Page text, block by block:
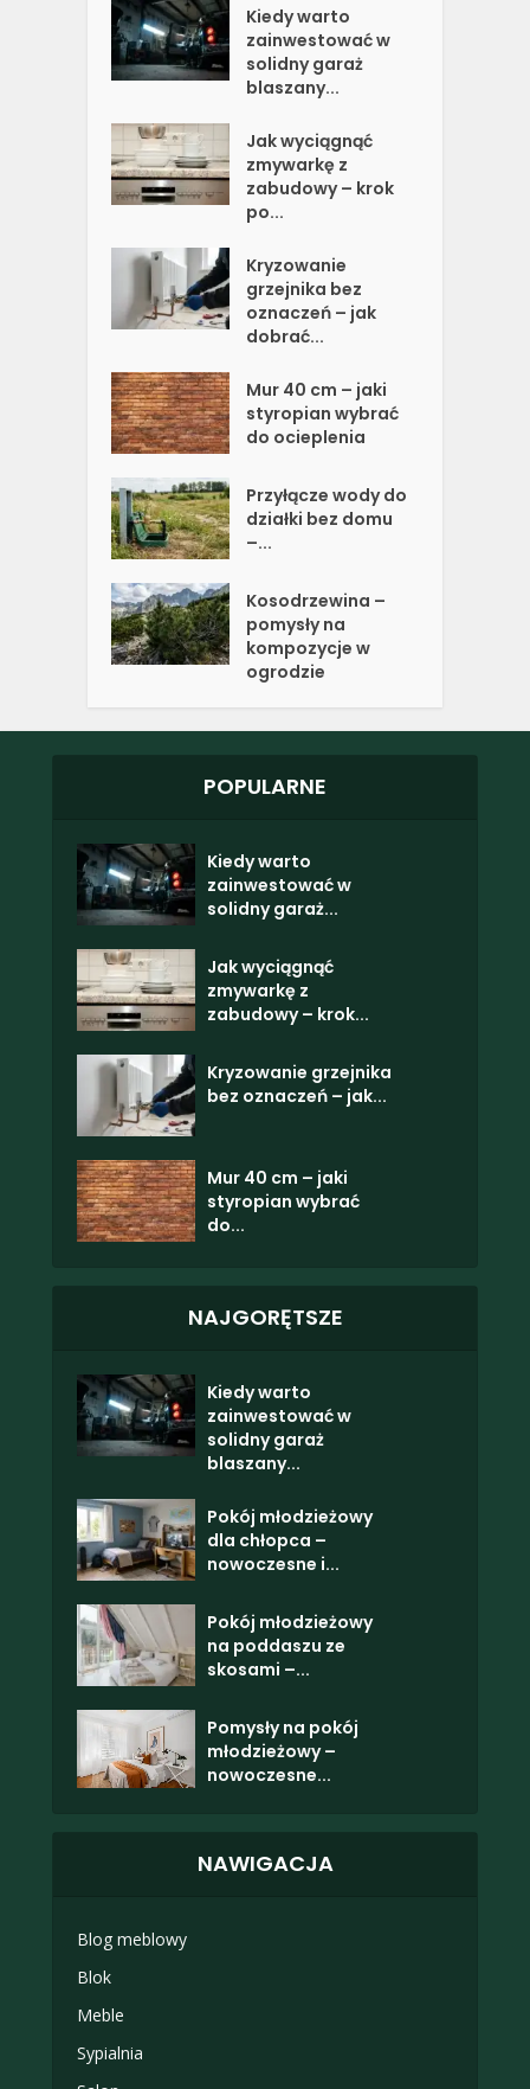
Kiedy warto
zainwestować w
solidny garaż
blaszany...
Jak wyciągnąć
zmywarkę z
zabudowy – krok
po...
Kryzowanie
grzejnika bez
oznaczeń – jak
dobrać...
Mur 40 cm – jaki
styropian wybrać
do ocieplenia
Przyłącze wody do
działki bez domu
–...
Kosodrzewina –
pomysły na
kompozycje w
ogrodzie
POPULARNE
Kiedy warto
zainwestować w
solidny garaż...
Jak wyciągnąć
zmywarkę z
zabudowy – krok...
Kryzowanie grzejnika
bez oznaczeń – jak...
Mur 40 cm – jaki
styropian wybrać
do...
NAJGORĘTSZE
Kiedy warto
zainwestować w
solidny garaż
blaszany...
Pokój młodzieżowy
dla chłopca –
nowoczesne i...
Pokój młodzieżowy
na poddaszu ze
skosami –...
Pomysły na pokój
młodzieżowy –
nowoczesne...
NAWIGACJA
Blog meblowy
Blok
Meble
Sypialnia